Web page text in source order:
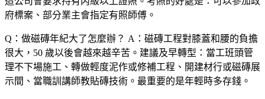
府標案、部分業主會指定有照師傅。
Q：做磁磚年紀大了怎麼辦？ A：磁磚工程對膝蓋和腰的負擔
很大，50 歲以後會越來越辛苦。建議及早轉型：當工班頭管
理不下場施工、轉做輕度泥作或修補工程、開建材行或磁磚展
示間、當職訓講師教貼磚技術。最重要的是年輕時多存錢。